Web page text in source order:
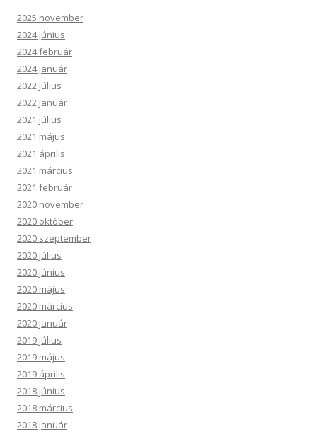
2025 november
2024 június
2024 február
2024 január
2022 július
2022 január
2021 július
2021 május
2021 április
2021 március
2021 február
2020 november
2020 október
2020 szeptember
2020 július
2020 június
2020 május
2020 március
2020 január
2019 július
2019 május
2019 április
2018 június
2018 március
2018 január